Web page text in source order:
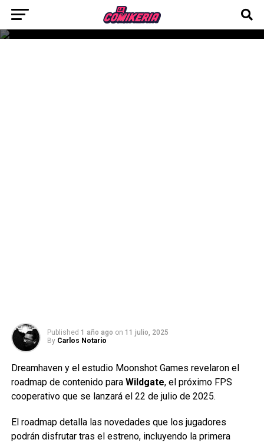
revelaron el roadmap de contenido para
Wildgate, el próximo FPS cooperativo
Published 1 año ago on 11 julio, 2025
By Carlos Notario
Dreamhaven y el estudio Moonshot Games revelaron el
roadmap de contenido para Wildgate, el próximo FPS
cooperativo que se lanzará el 22 de julio de 2025.
El roadmap detalla las novedades que los jugadores
podrán disfrutar tras el estreno, incluyendo la primera